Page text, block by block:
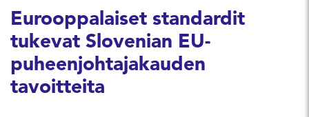
Eurooppalaiset standardit
tukevat Slovenian EU-
puheenjohtajakauden
tavoitteita